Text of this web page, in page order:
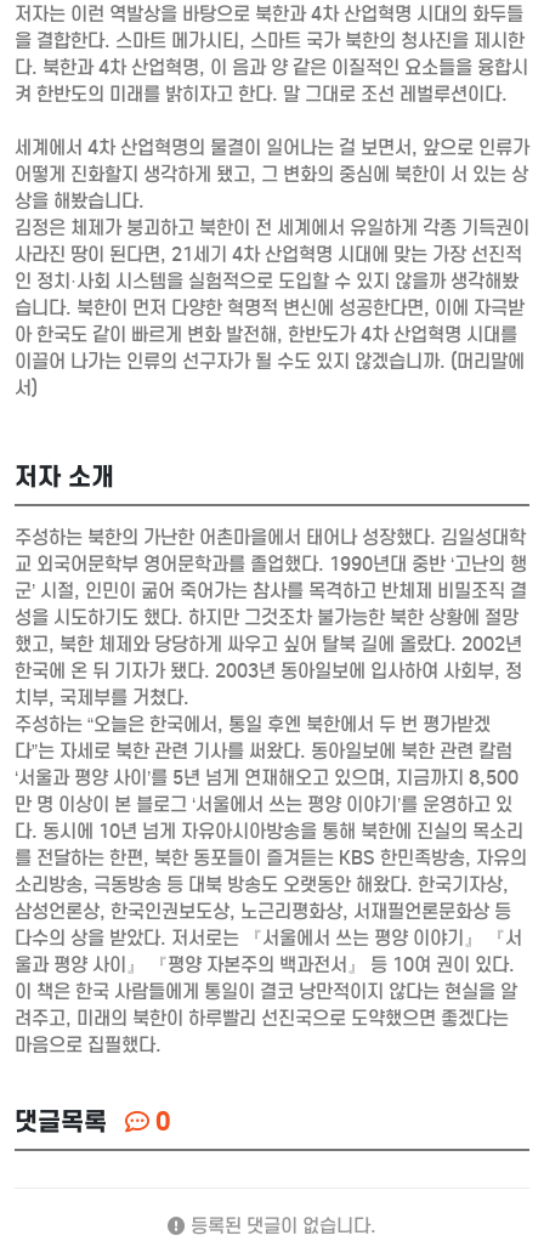
저자는 이런 역발상을 바탕으로 북한과 4차 산업혁명 시대의 화두들
을 결합한다. 스마트 메가시티, 스마트 국가 북한의 청사진을 제시한
다. 북한과 4차 산업혁명, 이 음과 양 같은 이질적인 요소들을 융합시
켜 한반도의 미래를 밝히자고 한다. 말 그대로 조선 레벌루션이다.
세계에서 4차 산업혁명의 물결이 일어나는 걸 보면서, 앞으로 인류가
어떻게 진화할지 생각하게 됐고, 그 변화의 중심에 북한이 서 있는 상
상을 해봤습니다.
김정은 체제가 붕괴하고 북한이 전 세계에서 유일하게 각종 기득권이
사라진 땅이 된다면, 21세기 4차 산업혁명 시대에 맞는 가장 선진적
인 정치·사회 시스템을 실험적으로 도입할 수 있지 않을까 생각해봤
습니다. 북한이 먼저 다양한 혁명적 변신에 성공한다면, 이에 자극받
아 한국도 같이 빠르게 변화 발전해, 한반도가 4차 산업혁명 시대를
이끌어 나가는 인류의 선구자가 될 수도 있지 않겠습니까. (머리말에
서)
저자 소개
주성하는 북한의 가난한 어촌마을에서 태어나 성장했다. 김일성대학
교 외국어문학부 영어문학과를 졸업했다. 1990년대 중반 ‘고난의 행
군’ 시절, 인민이 굶어 죽어가는 참사를 목격하고 반체제 비밀조직 결
성을 시도하기도 했다. 하지만 그것조차 불가능한 북한 상황에 절망
했고, 북한 체제와 당당하게 싸우고 싶어 탈북 길에 올랐다. 2002년
한국에 온 뒤 기자가 됐다. 2003년 동아일보에 입사하여 사회부, 정
치부, 국제부를 거쳤다.
주성하는 “오늘은 한국에서, 통일 후엔 북한에서 두 번 평가받겠
다”는 자세로 북한 관련 기사를 써왔다. 동아일보에 북한 관련 칼럼
‘서울과 평양 사이’를 5년 넘게 연재해오고 있으며, 지금까지 8,500
만 명 이상이 본 블로그 ‘서울에서 쓰는 평양 이야기’를 운영하고 있
다. 동시에 10년 넘게 자유아시아방송을 통해 북한에 진실의 목소리
를 전달하는 한편, 북한 동포들이 즐겨듣는 KBS 한민족방송, 자유의
소리방송, 극동방송 등 대북 방송도 오랫동안 해왔다. 한국기자상,
삼성언론상, 한국인권보도상, 노근리평화상, 서재필언론문화상 등
다수의 상을 받았다. 저서로는 『서울에서 쓰는 평양 이야기』 『서
울과 평양 사이』 『평양 자본주의 백과전서』 등 10여 권이 있다.
이 책은 한국 사람들에게 통일이 결코 낭만적이지 않다는 현실을 알
려주고, 미래의 북한이 하루빨리 선진국으로 도약했으면 좋겠다는
마음으로 집필했다.
댓글목록 0
등록된 댓글이 없습니다.